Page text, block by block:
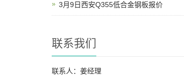
3月9日西安Q355低合金钢板报价
联系我们
联系人：姜经理